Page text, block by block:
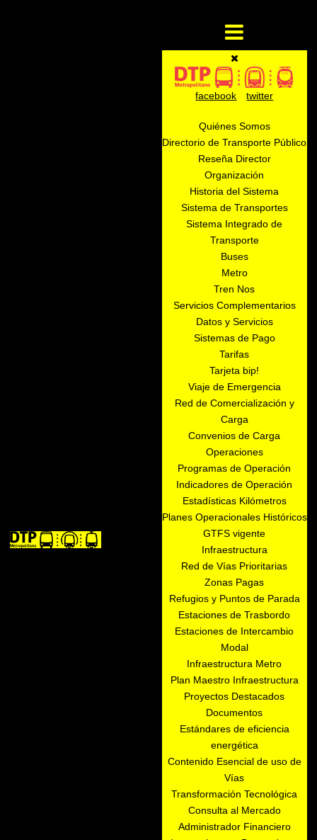
facebook twitter
Quiénes Somos
Directorio de Transporte Público
Reseña Director
Organización
Historia del Sistema
Sistema de Transportes
Sistema Integrado de
Transporte
Buses
Metro
Tren Nos
Servicios Complementarios
Datos y Servicios
Sistemas de Pago
Tarifas
Tarjeta bip!
Viaje de Emergencia
Red de Comercialización y
Carga
Convenios de Carga
Operaciones
Programas de Operación
Indicadores de Operación
Estadísticas Kilómetros
Planes Operacionales Históricos
GTFS vigente
Infraestructura
Red de Vías Prioritarias
Zonas Pagas
Refugios y Puntos de Parada
Estaciones de Trasbordo
Estaciones de Intercambio
Modal
Infraestructura Metro
Plan Maestro Infraestructura
Proyectos Destacados
Documentos
Estándares de eficiencia
energética
Contenido Esencial de uso de
Vías
Transformación Tecnológica
Consulta al Mercado
Administrador Financiero